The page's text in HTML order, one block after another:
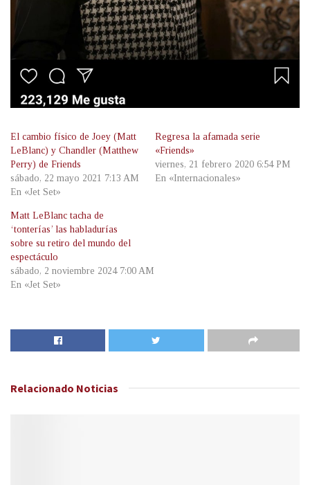
El cambio físico de Joey (Matt
LeBlanc) y Chandler (Matthew
Perry) de Friends
sábado, 22 mayo 2021 7:13 AM
En «Jet Set»
Regresa la afamada serie
«Friends»
viernes, 21 febrero 2020 6:54 PM
En «Internacionales»
Matt LeBlanc tacha de
‘tonterías’ las habladurías
sobre su retiro del mundo del
espectáculo
sábado, 2 noviembre 2024 7:00 AM
En «Jet Set»
Relacionado Noticias